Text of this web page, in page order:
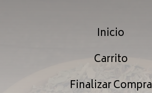
Inicio
Carrito
Finalizar Compra